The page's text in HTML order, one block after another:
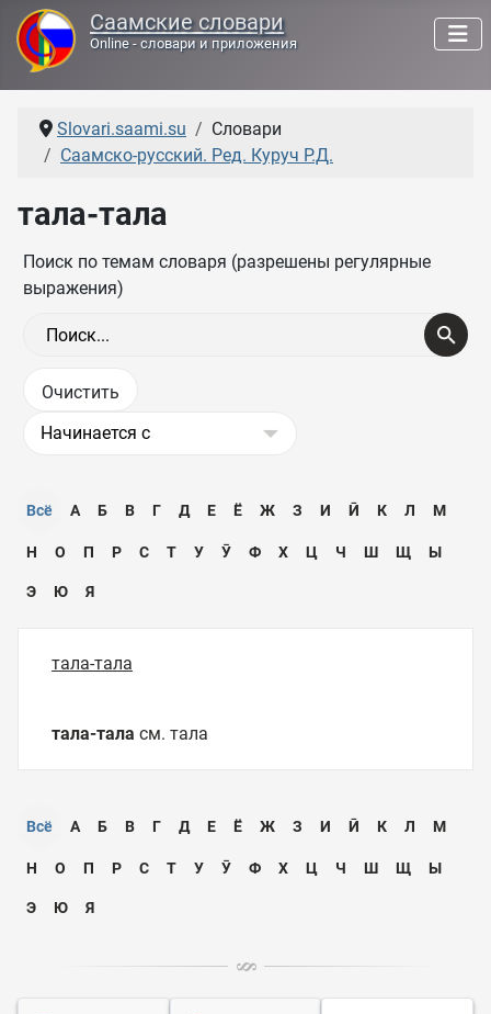
Саамские словари
Online - словари и приложения
Slovari.saami.su
Словари
Саамско-русский. Ред. Куруч Р.Д.
тала-тала
Поиск по темам словаря (разрешены регулярные
выражения)
Всё А Б В Г Д Е Ё Ж З И Ӣ К Л М
Н О П Р С Т У Ӯ Ф Х Ц Ч Ш Щ Ы
Э Ю Я
тала-тала
тала-тала см. тала
Всё А Б В Г Д Е Ё Ж З И Ӣ К Л М
Н О П Р С Т У Ӯ Ф Х Ц Ч Ш Щ Ы
Э Ю Я